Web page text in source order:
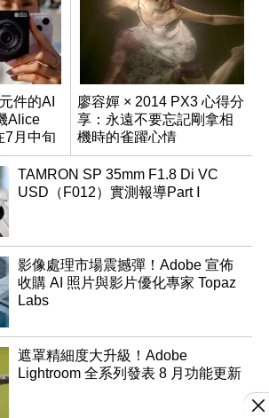
件的AI
Alice
7月中旬
廖容嬋 × 2014 PX3 心得分
享：永遠不要忘記剛拿相
機時的雀躍心情
TAMRON SP 35mm F1.8 Di VC
USD（F012）實測報導Part Ⅰ
影像處理市場震撼彈！Adobe 宣佈
收購 AI 照片與影片優化專家 Topaz
Labs
遮罩精細度大升級！Adobe
Lightroom 全系列發表 8 月功能更新